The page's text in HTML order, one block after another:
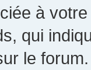
à
qui
le